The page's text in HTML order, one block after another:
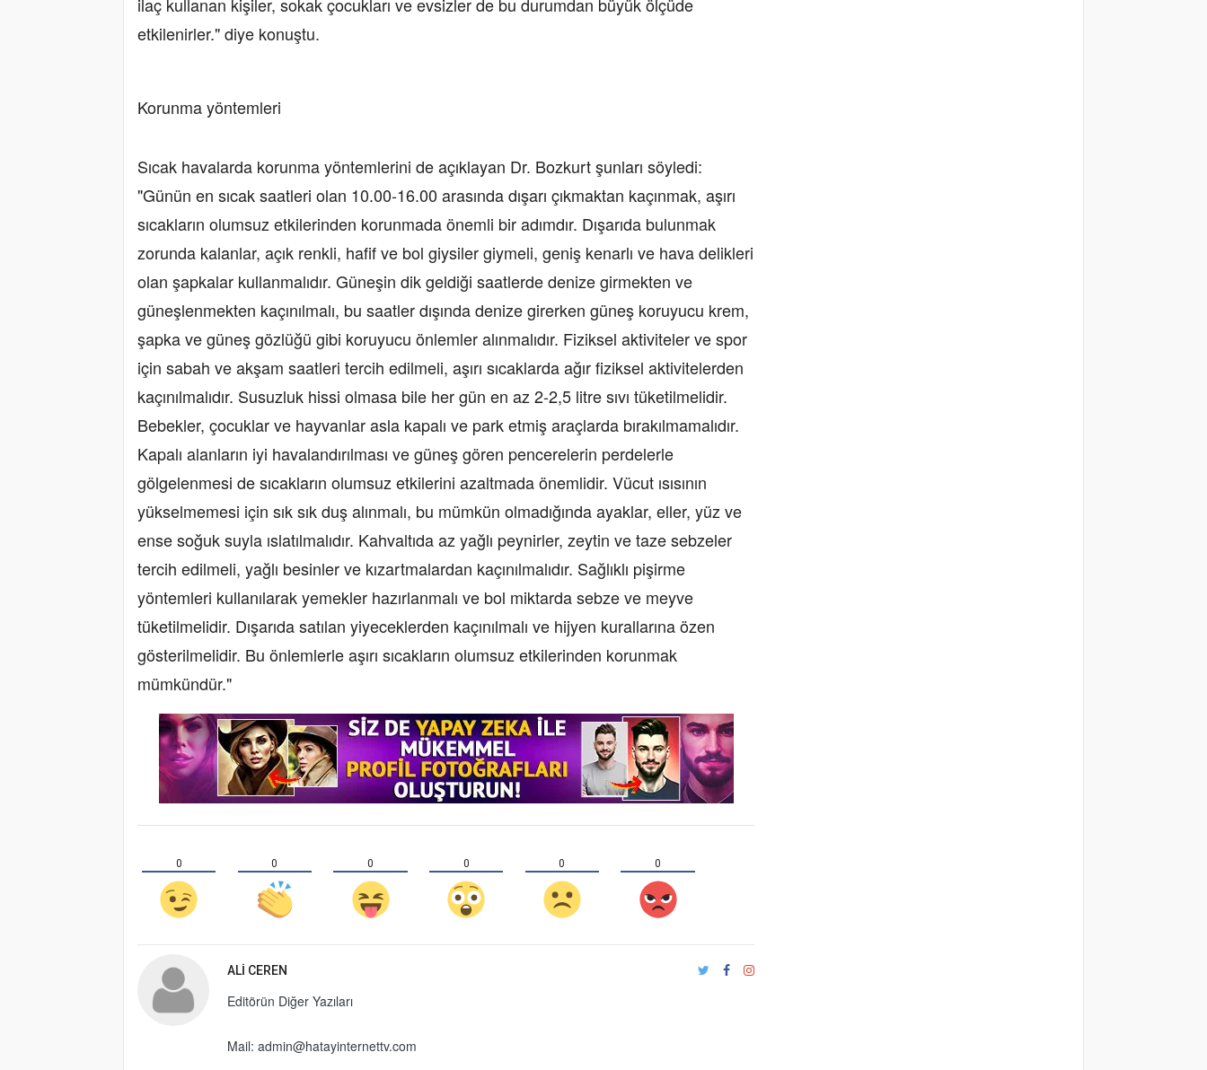
etkilenirler." diye konuştu.
Korunma yöntemleri
Sıcak havalarda korunma yöntemlerini de açıklayan Dr. Bozkurt şunları söyledi:
"Günün en sıcak saatleri olan 10.00-16.00 arasında dışarı çıkmaktan kaçınmak, aşırı
sıcakların olumsuz etkilerinden korunmada önemli bir adımdır. Dışarıda bulunmak
zorunda kalanlar, açık renkli, hafif ve bol giysiler giymeli, geniş kenarlı ve hava delikleri
olan şapkalar kullanmalıdır. Güneşin dik geldiği saatlerde denize girmekten ve
güneşlenmekten kaçınılmalı, bu saatler dışında denize girerken güneş koruyucu krem,
şapka ve güneş gözlüğü gibi koruyucu önlemler alınmalıdır. Fiziksel aktiviteler ve spor
için sabah ve akşam saatleri tercih edilmeli, aşırı sıcaklarda ağır fiziksel aktivitelerden
kaçınılmalıdır. Susuzluk hissi olmasa bile her gün en az 2-2,5 litre sıvı tüketilmelidir.
Bebekler, çocuklar ve hayvanlar asla kapalı ve park etmiş araçlarda bırakılmamalıdır.
Kapalı alanların iyi havalandırılması ve güneş gören pencerelerin perdelerle
gölgelenmesi de sıcakların olumsuz etkilerini azaltmada önemlidir. Vücut ısısının
yükselmemesi için sık sık duş alınmalı, bu mümkün olmadığında ayaklar, eller, yüz ve
ense soğuk suyla ıslatılmalıdır. Kahvaltıda az yağlı peynirler, zeytin ve taze sebzeler
tercih edilmeli, yağlı besinler ve kızartmalardan kaçınılmalıdır. Sağlıklı pişirme
yöntemleri kullanılarak yemekler hazırlanmalı ve bol miktarda sebze ve meyve
tüketilmelidir. Dışarıda satılan yiyeceklerden kaçınılmalı ve hijyen kurallarına özen
gösterilmelidir. Bu önlemlerle aşırı sıcakların olumsuz etkilerinden korunmak
mümkündür."
0 0 0 0 0 0
ALI CEREN
Editörün Diğer Yazıları
Mail: admin@hatayinternettv.com